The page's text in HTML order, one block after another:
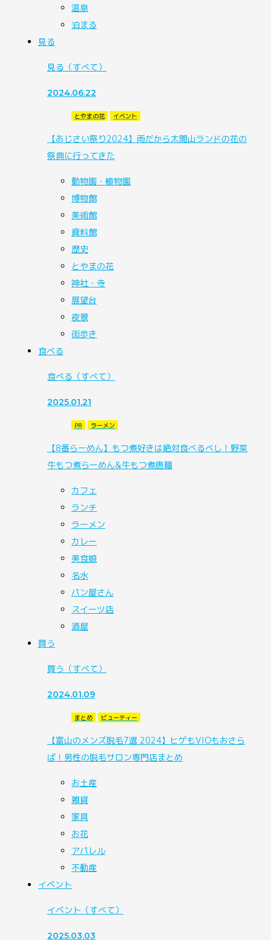
温泉
泊まる
見る
見る （すべて）
2024.06.22
とやまの花 イベント
【あじさい祭り2024】雨だから太閤山ランドの花の
祭典に行ってきた
動物園・植物園
博物館
美術館
資料館
歴史
とやまの花
神社・寺
展望台
夜景
街歩き
食べる
食べる （すべて）
2025.01.21
PR ラーメン
【8番らーめん】もつ煮好きは絶対食べるべし！野菜
牛もつ煮らーめん&牛もつ煮唐麺
カフェ
ランチ
ラーメン
カレー
美食娘
名水
パン屋さん
スイーツ店
酒屋
買う
買う （すべて）
2024.01.09
まとめ ビューティー
【富山のメンズ脱毛7選 2024】ヒゲもVIOもおさら
ば！男性の脱毛サロン専門店まとめ
お土産
雑貨
家具
お花
アパレル
不動産
イベント
イベント （すべて）
2025.03.03